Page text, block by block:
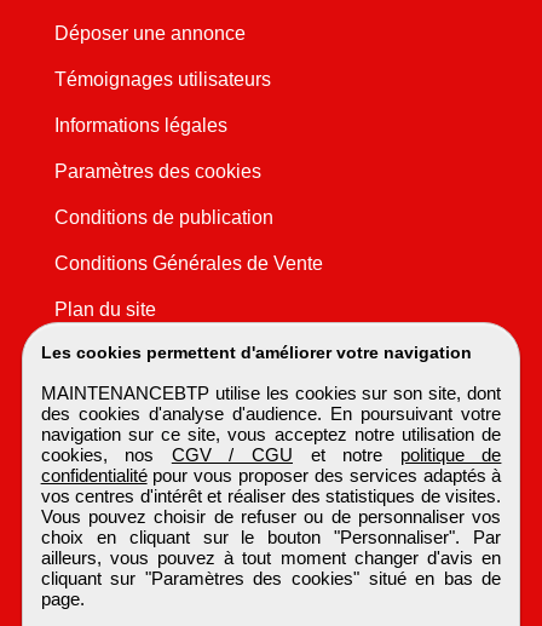
Les cookies permettent d'améliorer votre navigation
MAINTENANCEBTP utilise les cookies sur son site, dont
des cookies d'analyse d'audience. En poursuivant votre
navigation sur ce site, vous acceptez notre utilisation de
cookies, nos CGV / CGU et notre politique de
confidentialitépour vous proposer des services adaptés à
vos centres d'intérêt et réaliser des statistiques de visites.
Vous pouvez choisir de refuser ou de personnaliser vos
choix en cliquant sur le bouton "Personnaliser". Par
ailleurs, vous pouvez à tout moment changer d'avis en
cliquant sur "Paramètres des cookies" situé en bas de
page.
Déposer une annonce
Témoignages utilisateurs
Informations légales
Paramètres des cookies
Conditions de publication
Conditions Générales de Vente
Plan du site